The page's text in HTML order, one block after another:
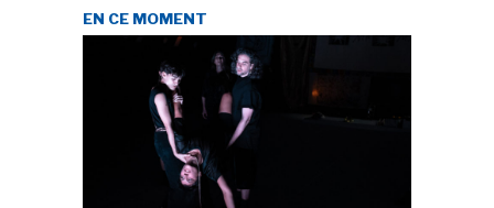
EN CE MOMENT